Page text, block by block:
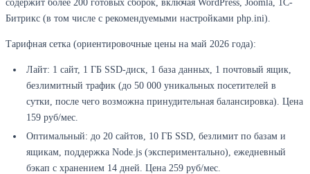
содержит более 200 готовых сборок, включая WordPress, Joomla, 1C-
Битрикс (в том числе с рекомендуемыми настройками php.ini).
Тарифная сетка (ориентировочные цены на май 2026 года):
Лайт: 1 сайт, 1 ГБ SSD-диск, 1 база данных, 1 почтовый ящик,
безлимитный трафик (до 50 000 уникальных посетителей в
сутки, после чего возможна принудительная балансировка). Цена
159 руб/мес.
Оптимальный: до 20 сайтов, 10 ГБ SSD, безлимит по базам и
ящикам, поддержка Node.js (экспериментально), ежедневный
бэкап с хранением 14 дней. Цена 259 руб/мес.